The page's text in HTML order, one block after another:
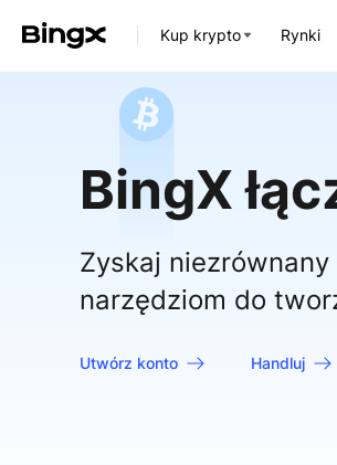
Kup krypto Rynki
BingX
Zyskaj
narzędziom do
Utwórz konto Handluj